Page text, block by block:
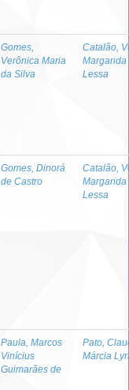
Gomes,
Verônica Maria
da Silva
Catalão,
Margarida
Lessa
Gomes, Dinorá
de Castro
Catalão,
Margarida
Lessa
Paula, Marcos
Vinícius
Guimarães de
Pato,
Márcia